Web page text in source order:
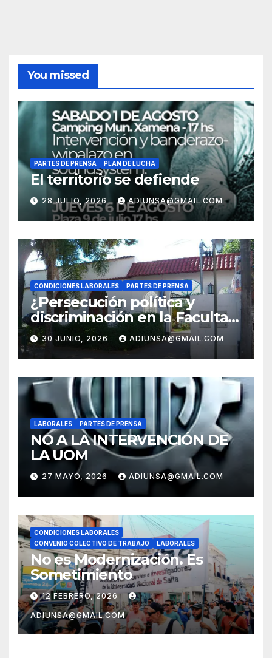
You missed
PARTES DE PRENSA PLAN DE LUCHA
El territorio se defiende
28 JULIO, 2026 ADIUNSA@GMAIL.COM
CONDICIONES LABORALES PARTES DE PRENSA
¿Persecución política y
discriminación en la Facultad
Regional Orán?
30 JUNIO, 2026 ADIUNSA@GMAIL.COM
LABORALES PARTES DE PRENSA
NO A LA INTERVENCIÓN DE
LA UOM
27 MAYO, 2026 ADIUNSA@GMAIL.COM
CONDICIONES LABORALES
CONVENIO COLECTIVO DE TRABAJO
LABORALES
No es Modernización. Es
Sometimiento
12 FEBRERO, 2026
ADIUNSA@GMAIL.COM